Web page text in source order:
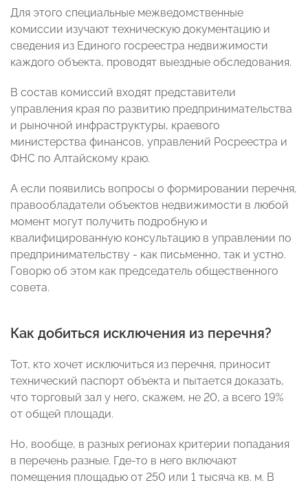
Для этого специальные межведомственные
комиссии изучают техническую документацию и
сведения из Единого госреестра недвижимости
каждого объекта, проводят выездные обследования.
В состав комиссий входят представители
управления края по развитию предпринимательства
и рыночной инфраструктуры, краевого
министерства финансов, управлений Росреестра и
ФНС по Алтайскому краю.
А если появились вопросы о формировании перечня,
правообладатели объектов недвижимости в любой
момент могут получить подробную и
квалифицированную консультацию в управлении по
предпринимательству - как письменно, так и устно.
Говорю об этом как председатель общественного
совета.
Как добиться исключения из перечня?
Тот, кто хочет исключиться из перечня, приносит
технический паспорт объекта и пытается доказать,
что торговый зал у него, скажем, не 20, а всего 19%
от общей площади.
Но, вообще, в разных регионах критерии попадания
в перечень разные. Где-то в него включают
помещения площадью от 250 или 1 тысяча кв. м. В